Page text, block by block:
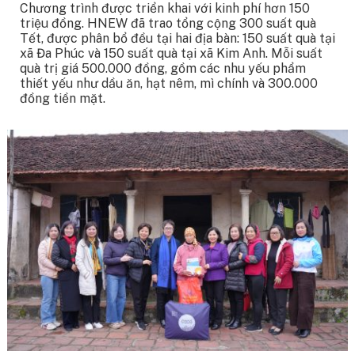
Chương trình được triển khai với kinh phí hơn 150
triệu đồng. HNEW đã trao tổng cộng 300 suất quà
Tết, được phân bổ đều tại hai địa bàn: 150 suất quà tại
xã Đa Phúc và 150 suất quà tại xã Kim Anh. Mỗi suất
quà trị giá 500.000 đồng, gồm các nhu yếu phẩm
thiết yếu như dầu ăn, hạt nêm, mì chính và 300.000
đồng tiền mặt.